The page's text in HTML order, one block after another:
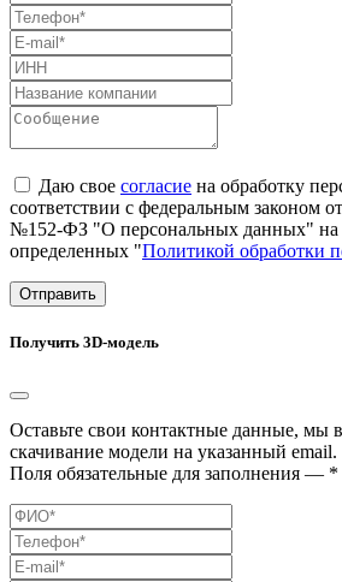
Даю свое согласие на обработку
соответствии с федеральным законом
№152-ФЗ "О персональных данных" на
определенных "Политикой обработки
Отправить
Получить 3D-модель
Оставьте свои контактные данные, мы
скачивание модели на указанный email.
Поля обязательные для заполнения — *